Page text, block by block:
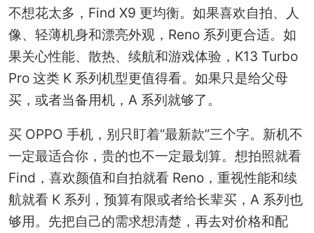
不想花太多，Find X9 更均衡。如果喜欢自拍、人
像、轻薄机身和漂亮外观，Reno 系列更合适。如
果关心性能、散热、续航和游戏体验，K13 Turbo
Pro 这类 K 系列机型更值得看。如果只是给父母
买，或者当备用机，A 系列就够了。
买 OPPO 手机，别只盯着“最新款”三个字。新机不
一定最适合你，贵的也不一定最划算。想拍照就看
Find，喜欢颜值和自拍就看 Reno，重视性能和续
航就看 K 系列，预算有限或者给长辈买，A 系列也
够用。先把自己的需求想清楚，再去对价格和配